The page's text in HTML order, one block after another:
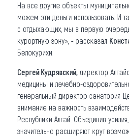
На все другие объекты
можем эти деньги использовать. И
с отдыхающих, мы в первую
курортную зону», - рассказал
Белокурихи.
Сергей Кудрявский, директор
медицины и лечебно-
генеральный директор санатория
внимание на важность
Республики Алтай. Объединив
значительно расширяют круг